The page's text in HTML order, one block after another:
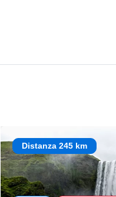
Distanza 245 km